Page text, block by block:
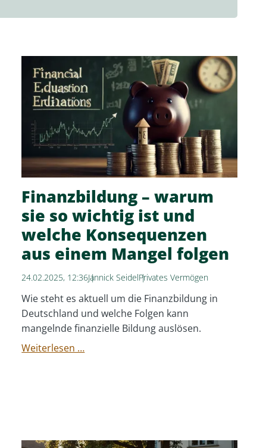
Finanzbildung – warum
sie so wichtig ist und
welche Konsequenzen
aus einem Mangel folgen
24.02.2025, 12:36Jannick SeidelPrivates Vermögen
Wie steht es aktuell um die Finanzbildung in
Deutschland und welche Folgen kann
mangelnde finanzielle Bildung auslösen.
Weiterlesen …Finanzbildung
ist